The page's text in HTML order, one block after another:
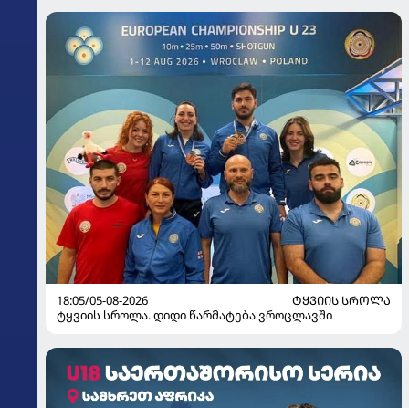
18:05/05-08-2026
ᲢᲧᲕᲘᲘᲡ ᲡᲠᲝᲚᲐ
ტყვიის სროლა. დიდი წარმატება ვროცლავში